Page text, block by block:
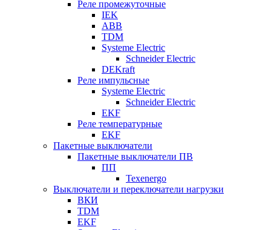
Реле промежуточные
IEK
ABB
TDM
Systeme Electric
Schneider Electric
DEKraft
Реле импульсные
Systeme Electric
Schneider Electric
EKF
Реле температурные
EKF
Пакетные выключатели
Пакетные выключатели ПВ
ПП
Texenergo
Выключатели и переключатели нагрузки
ВКИ
TDM
EKF